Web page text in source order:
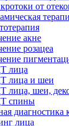
от
акне
розацеа
лица
лица и шеи
лица, шеи,
спины
диагностика
лица